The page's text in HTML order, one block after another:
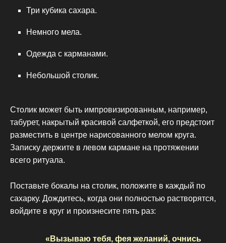
Три кубика сахара.
Немного мела.
Одежда с карманами.
Небольшой столик.
Столик может быть импровизированным, например,
табурет, накрытый красивой салфеткой, его предстоит
разместить в центре нарисованного мелом круга.
Записку держите в левом кармане на протяжении
всего ритуала.
Поставьте бокалы на столик, положите в каждый по
сахарку. Дождитесь, когда они полностью растворятся,
войдите в круг и произнесите пять раз:
«Вызываю тебя, фея желаний, очнись